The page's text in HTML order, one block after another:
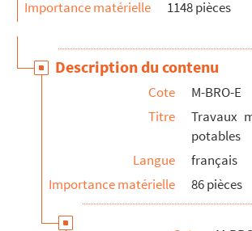
Importance matérielle 1148 pièces
Description du contenu
Cote
M-BRO-E
Titre
Travaux
potables
Langue
français
Importance matérielle
86 pièces